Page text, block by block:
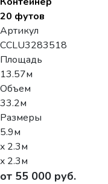
20 футов
Артикул
CCLU3283518
Площадь
13.57м
Объем
33.2м
Размеры
5.9м
x 2.3м
x 2.3м
от 55 000 руб.